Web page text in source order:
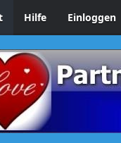
Hilfe Einloggen